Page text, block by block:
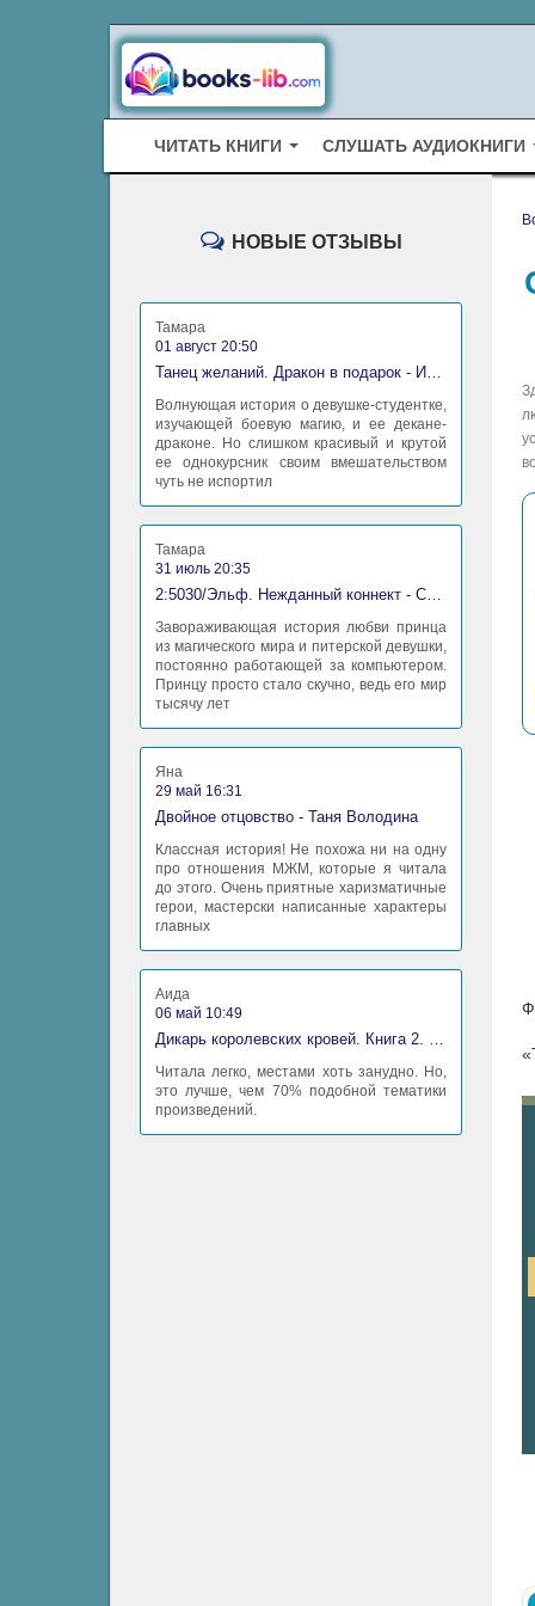
ЧИТАТЬ КНИГИ СЛУШАТЬ АУДИОКНИГИ
НОВЫЕ ОТЗЫВЫ
Тамара
01 август 20:50
Танец желаний. Дракон в подарок - Ирина Алексеева
Волнующая история о девушке-студентке,
изучающей боевую магию, и ее декане-
драконе. Но слишком красивый и крутой
ее однокурсник своим вмешательством
чуть не испортил
Тамара
31 июль 20:35
2:5030/Эльф. Нежданный коннект - Станислав Миков
Завораживающая история любви принца
из магического мира и питерской девушки,
постоянно работающей за компьютером.
Принцу просто стало скучно, ведь его мир
тысячу лет
Яна
29 май 16:31
Двойное отцовство - Таня Володина
Классная история! Не похожа ни на одну
про отношения МЖМ, которые я читала
до этого. Очень приятные харизматичные
герои, мастерски написанные характеры
главных
Аида
06 май 10:49
Дикарь королевских кровей. Книга 2. Леди-фаворитка - Анна Сергеевна Гаврилова
Читала легко, местами хоть занудно. Но,
это лучше, чем 70% подобной тематики
произведений.